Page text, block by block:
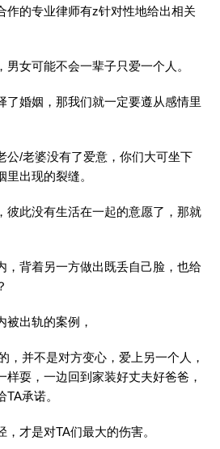
作的专业律师有z针对性地给出相关
男女可能不会一辈子只爱一个人。
了婚姻，那我们就一定要遵从感情里
公/老婆没有了爱意，你们大可坐下
出现的裂缝。
彼此没有生活在一起的意愿了，那就
，背着另一方做出既丢自己脸，也给
被出轨的案例，
，并不是对方变心，爱上另一个人，
样耍，一边回到家装好丈夫好爸爸，
承诺。
才是对TA们最大的伤害。